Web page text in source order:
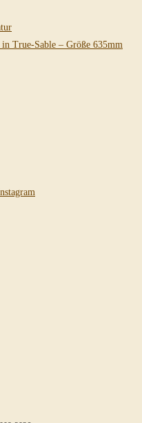
True-Sable – Größe 635mm